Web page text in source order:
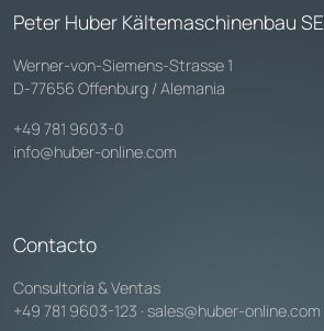
Peter Huber Kältemaschinenbau SE
Werner-von-Siemens-Strasse 1
D-77656 Offenburg / Alemania
+49 781 9603-0
info@huber-online.com
Contacto
Consultoría & Ventas
+49 781 9603-123 · sales@huber-online.com